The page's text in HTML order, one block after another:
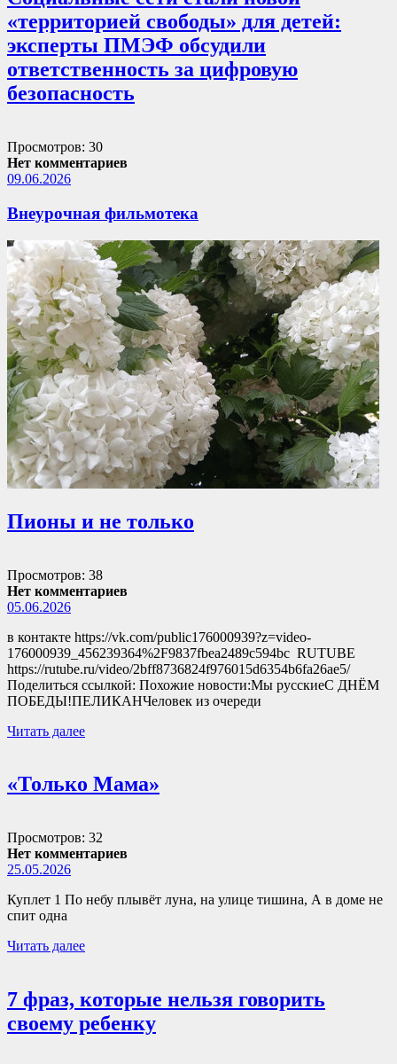
«территорией свободы» для детей:
эксперты ПМЭФ обсудили
ответственность за цифровую
безопасность
Просмотров: 30
Нет комментариев
09.06.2026
Внеурочная фильмотека
Пионы и не только
Просмотров: 38
Нет комментариев
05.06.2026
в контакте https://vk.com/public176000939?z=video-
176000939_456239364%2F9837fbea2489c594bc RUTUBE
https://rutube.ru/video/2bff8736824f976015d6354b6fa26ae5/
Поделиться ссылкой: Похожие новости:Мы русскиеС ДНЁМ
ПОБЕДЫ!ПЕЛИКАНЧеловек из очереди
Читать далее
«Только Мама»
Просмотров: 32
Нет комментариев
25.05.2026
Куплет 1 По небу плывёт луна, на улице тишина, А в доме не
спит одна
Читать далее
7 фраз, которые нельзя говорить
своему ребенку